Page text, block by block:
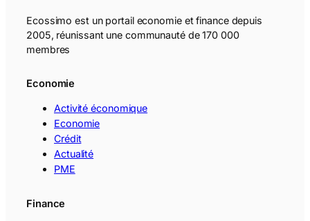
Ecossimo est un portail economie et finance depuis
2005, réunissant une communauté de 170 000
membres
Economie
Activité économique
Economie
Crédit
Actualité
PME
Finance